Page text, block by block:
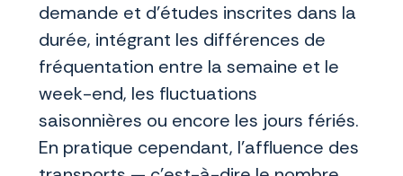
demande et d’études inscrites dans la
durée, intégrant les différences de
fréquentation entre la semaine et le
week-end, les fluctuations
saisonnières ou encore les jours fériés.
En pratique cependant, l’affluence des